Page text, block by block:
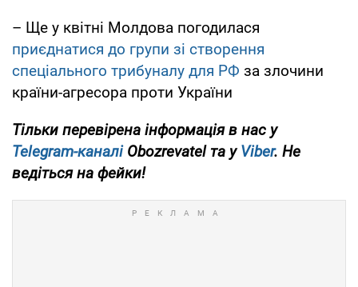
– Ще у квітні Молдова погодилася
приєднатися до групи зі створення
спеціального трибуналу для РФ за злочини
країни-агресора проти України
Тільки перевірена інформація в нас у
Telegram-каналіObozrevatel та уViber. Не
ведіться на фейки!